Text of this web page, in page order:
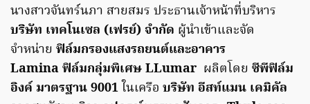
นางสาวจันทร์นภา สายสมร ประธานเจ้าหน้าที่บริหาร
บริษัท เทคโนเซล (เฟรย์) จำกัด ผู้นำเข้าและจัด
จำหน่าย ฟิล์มกรองแสงรถยนต์และอาคาร
Laminaฟิล์มกลุ่มพิเศษ LLumar ผลิตโดย ซีพีฟิล์ม
อิงค์ มาตรฐาน 9001ในเครือ บริษัท อีสท์แมน เคมิคัล